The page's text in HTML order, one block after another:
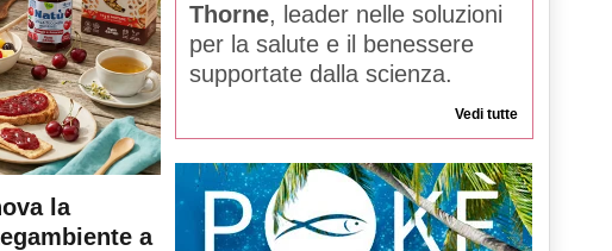
la
a
Thorne, leader nelle soluzioni
per la salute e il benessere
supportate dalla scienza.
Vedi tutte